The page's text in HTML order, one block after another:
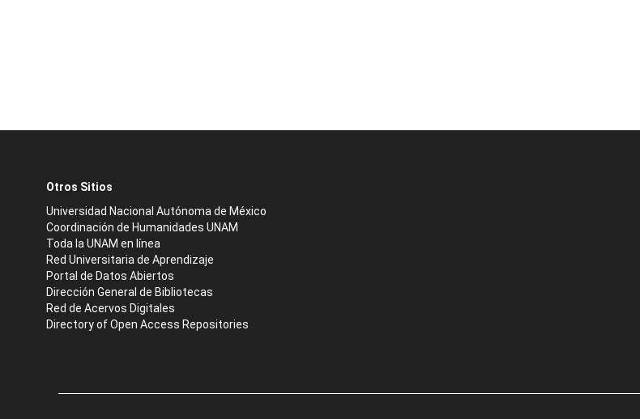
Otros Sitios
Universidad Nacional Autónoma de México
Coordinación de Humanidades UNAM
Toda la UNAM en línea
Red Universitaria de Aprendizaje
Portal de Datos Abiertos
Dirección General de Bibliotecas
Red de Acervos Digitales
Directory of Open Access Repositories